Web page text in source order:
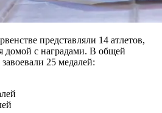
представляли 14 атлетов,
домой с наградами. В общей
25 медалей: